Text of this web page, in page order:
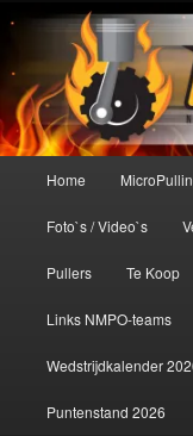
primaire
inhoud
De meest krachtige
Home
Foto`s / Video`s
Pullers Te Koop
Links NMPO-teams
Wedstrijdkalender
Puntenstand 2026